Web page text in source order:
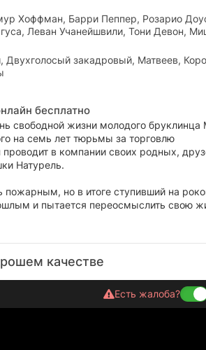
Хоффман, Барри Пеппер, Розарио
Леван Учанейшвили, Тони Девон,
Двухголосый закадровый, Матвеев,
бесплатно
свободной жизни молодого бруклинца
на семь лет тюрьмы за торговлю
в компании своих родных,
Натурель.
пожарным, но в итоге ступивший на
и пытается переосмыслить свою
качестве
Есть жалоба?